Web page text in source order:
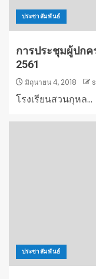
ประชาสัมพันธ์
การประชุมผู้ปกค
2561
มิถุนายน 4, 2018
โรงเรียนสวนกุหล...
ประชาสัมพันธ์